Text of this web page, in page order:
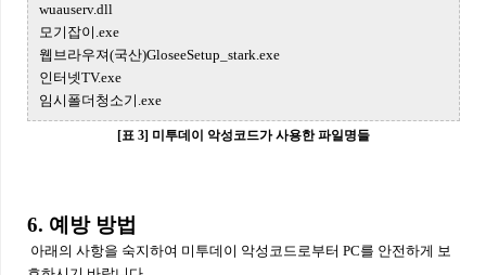
wuauserv.dll
모기잡이.exe
웹브라우져(국산)GloseeSetup_stark.exe
인터넷TV.exe
임시폴더청소기.exe
[표 3] 미투데이 악성코드가 사용한 파일명들
6. 예방 방법
아래의 사항을 숙지하여 미투데이 악성코드로부터 PC를 안전하게 보